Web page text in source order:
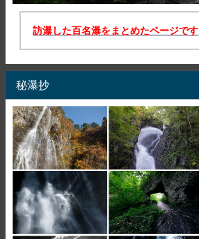
訪瀑した百名瀑をまとめたページです
秘瀑抄